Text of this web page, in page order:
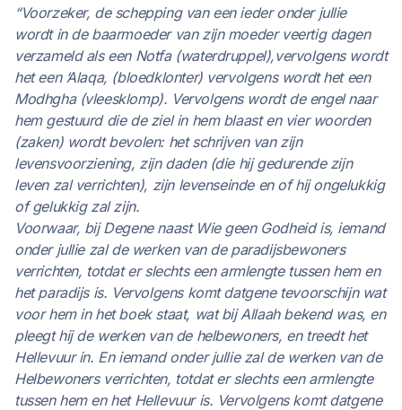
“Voorzeker, de schepping van een ieder onder jullie
wordt in de baarmoeder van zijn moeder veertig dagen
verzameld als een Notfa (waterdruppel),vervolgens wordt
het een ‘Alaqa, (bloedklonter) vervolgens wordt het een
Modhgha (vleesklomp). Vervolgens wordt de engel naar
hem gestuurd die de ziel in hem blaast en vier woorden
(zaken) wordt bevolen: het schrijven van zijn
levensvoorziening, zijn daden (die hij gedurende zijn
leven zal verrichten), zijn levenseinde en of hij ongelukkig
of gelukkig zal zijn.
Voorwaar, bij Degene naast Wie geen Godheid is, iemand
onder jullie zal de werken van de paradijsbewoners
verrichten, totdat er slechts een armlengte tussen hem en
het paradijs is. Vervolgens komt datgene tevoorschijn wat
voor hem in het boek staat, wat bij Allaah bekend was, en
pleegt hij de werken van de helbewoners, en treedt het
Hellevuur in. En iemand onder jullie zal de werken van de
Helbewoners verrichten, totdat er slechts een armlengte
tussen hem en het Hellevuur is. Vervolgens komt datgene